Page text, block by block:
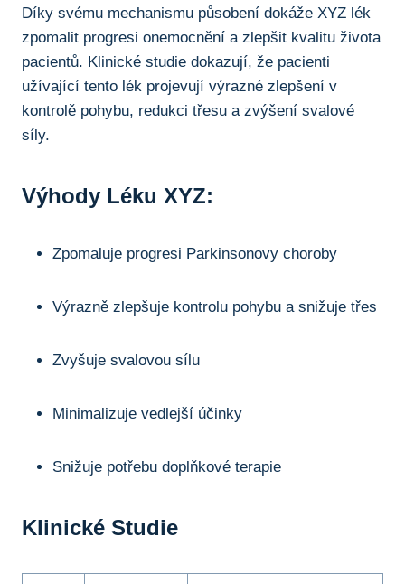
Díky svému mechanismu působení dokáže XYZ lék
zpomalit ‌progresi onemocnění a zlepšit kvalitu života
⁣pacientů. Klinické studie dokazují, že pacienti
užívající tento lék projevují výrazné zlepšení v
kontrolě pohybu, redukci třesu a zvýšení svalové
síly.
Výhody Léku XYZ:
Zpomaluje progresi Parkinsonovy choroby
Výrazně zlepšuje kontrolu pohybu a snižuje třes
Zvyšuje svalovou sílu
Minimalizuje vedlejší účinky
Snižuje potřebu doplňkové ⁣terapie
Klinické ‍studie